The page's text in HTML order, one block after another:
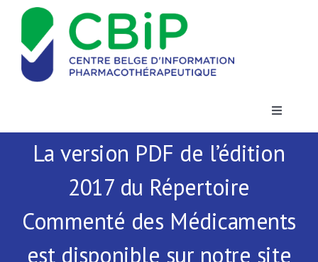
Passer
contenu
Toggle
Actualités
Publications
La version PDF de l’édition
2017 du Répertoire
Commenté des Médicaments
est disponible sur notre site